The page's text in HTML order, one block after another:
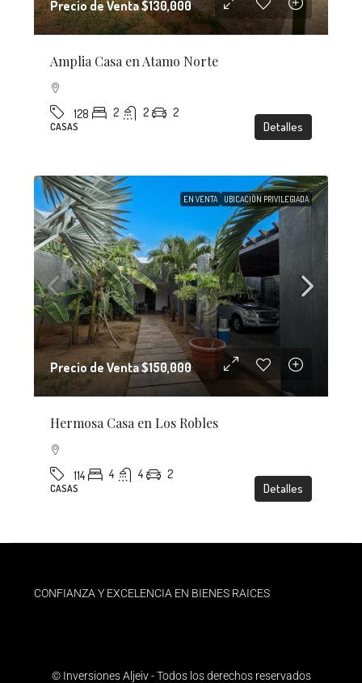
Precio de Venta$130,000
Amplia Casa en Atamo Norte
128 2 2 2
CASAS Detalles
EN VENTA UBICACIÓN PRIVILEGIADA
Precio de Venta$150,000
Hermosa Casa en Los Robles
114 4 4 2
CASAS Detalles
CONFIANZA Y EXCELENCIA EN BIENES RAICES
© Inversiones Aljeiv - Todos los derechos reservados